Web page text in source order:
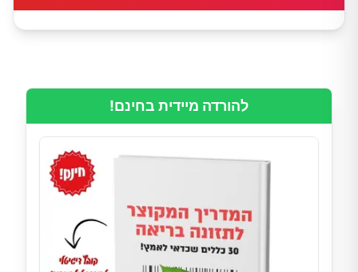
להורדה מיידית בחינם!